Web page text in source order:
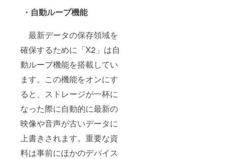
・自動ループ機能
最新データの保存領域を
確保するために「X2」は自
動ループ機能を搭載してい
ます。この機能をオンにす
ると、ストレージが一杯に
なった際に自動的に最新の
映像や音声が古いデータに
上書きされます。重要な資
料は事前にほかのデバイス